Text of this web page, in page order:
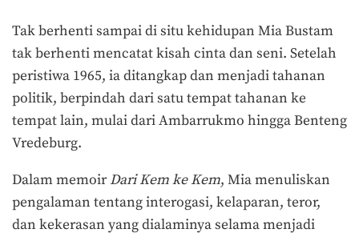
Tak berhenti sampai di situ kehidupan Mia Bustam
tak berhenti mencatat kisah cinta dan seni. Setelah
peristiwa 1965, ia ditangkap dan menjadi tahanan
politik, berpindah dari satu tempat tahanan ke
tempat lain, mulai dari Ambarrukmo hingga Benteng
Vredeburg.
Dalam memoirDari Kem ke Kem, Mia menuliskan
pengalaman tentang interogasi, kelaparan, teror,
dan kekerasan yang dialaminya selama menjadi